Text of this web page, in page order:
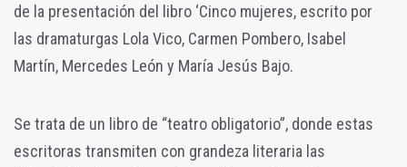
de la presentación del libro ‘Cinco mujeres, escrito por
las dramaturgas Lola Vico, Carmen Pombero, Isabel
Martín, Mercedes León y María Jesús Bajo.
Se trata de un libro de “teatro obligatorio”, donde estas
escritoras transmiten con grandeza literaria las